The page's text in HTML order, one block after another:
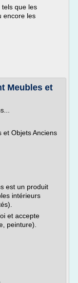
que les
encore les
Meubles et
et Objets Anciens
est un produit
intérieurs
et accepte
peinture).